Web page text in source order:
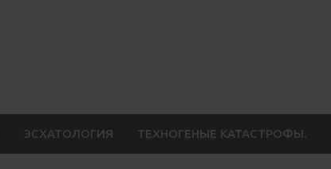
ЭСХАТОЛОГИЯ ТЕХНОГЕНЫЕ КАТАСТРОФЫ.